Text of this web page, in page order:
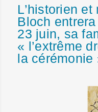
L’historien
Bloch
23 juin, sa
« l’extrême
la cérémonie